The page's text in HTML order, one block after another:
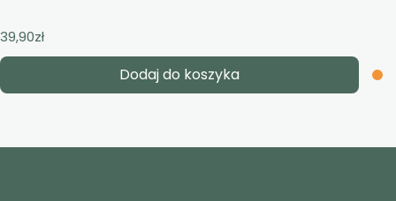
39,90zł
Dodaj do koszyka